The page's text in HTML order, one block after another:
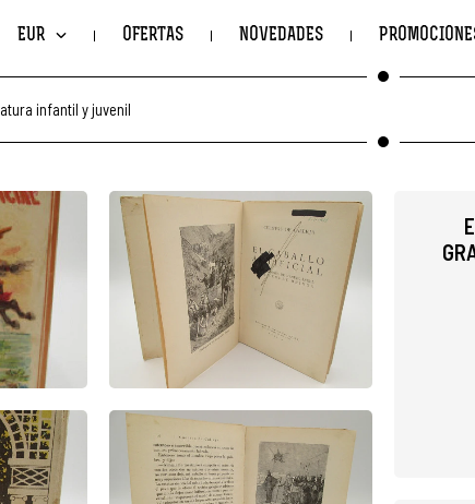
EUR OFERTAS NOVEDADES
infantil y juvenil